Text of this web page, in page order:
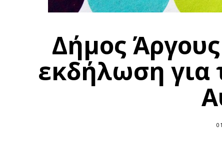
Δήμος
εκδήλωση για